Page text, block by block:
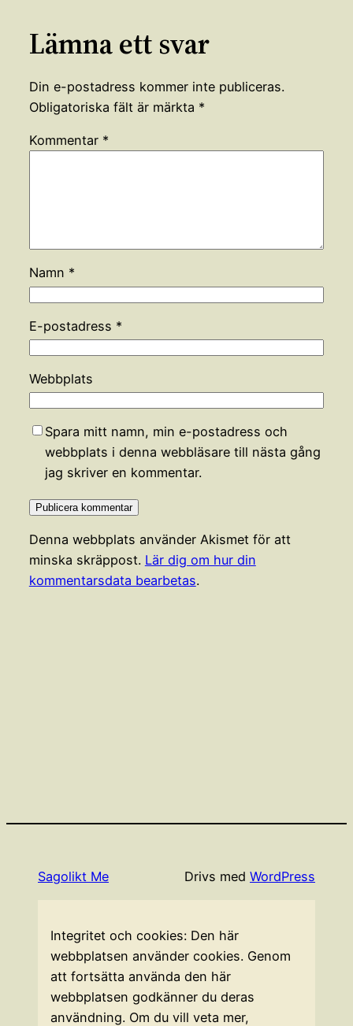
Lämna ett svar
Din e-postadress kommer inte publiceras.
Obligatoriska fält är märkta *
Kommentar *
Namn *
E-postadress *
Webbplats
Spara mitt namn, min e-postadress och
webbplats i denna webbläsare till nästa gång
jag skriver en kommentar.
Denna webbplats använder Akismet för att
minska skräppost. Lär dig om hur din
kommentarsdata bearbetas.
Sagolikt Me Drivs med WordPress
Integritet och cookies: Den här
webbplatsen använder cookies. Genom
att fortsätta använda den här
webbplatsen godkänner du deras
användning. Om du vill veta mer,